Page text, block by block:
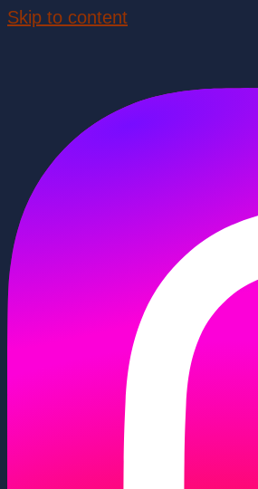
Skip to content